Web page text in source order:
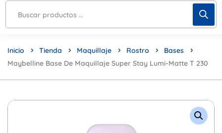
Inicio Tienda Maquillaje Rostro
Bases
Maybelline Base De Maquillaje Super Stay Lumi-Matte T 230